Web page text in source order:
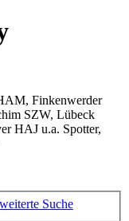
Finkenwerder
SZW, Lübeck
HAJ u.a. Spotter,
Suche